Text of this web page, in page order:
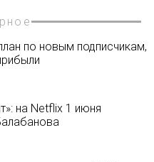
по новым подписчикам,
на Netflix 1 июня